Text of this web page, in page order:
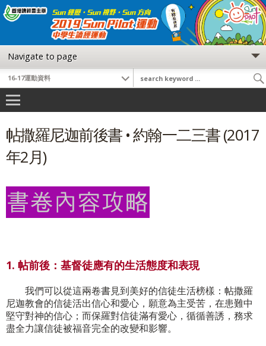
帖撒羅尼迦前後書 • 約翰一二三書 (2017
年2月)
1. 帖前後：基督徒應有的生活態度和表現
我們可以從這兩卷書見到美好的信徒生活榜樣：帖撒羅
尼迦教會的信徒活出信心和愛心，願意為主受苦，在患難中
堅守對神的信心；而保羅對信徒滿有愛心，循循善誘，務求
盡全力讓信徒被福音完全的改變和影響。